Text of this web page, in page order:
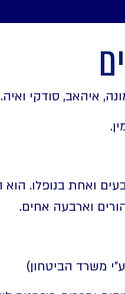
דקסה נפל בקרב ביום 20.10.2024. בן
וארבעה אחים.
משרד הביטחון)